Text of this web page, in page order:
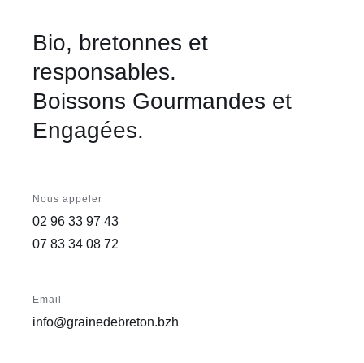
Bio, bretonnes et
responsables.
Boissons Gourmandes et
Engagées.
Nous appeler
02 96 33 97 43
07 83 34 08 72
Email
info@grainedebreton.bzh